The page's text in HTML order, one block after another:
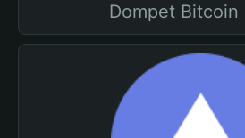
Dompet Bitcoin